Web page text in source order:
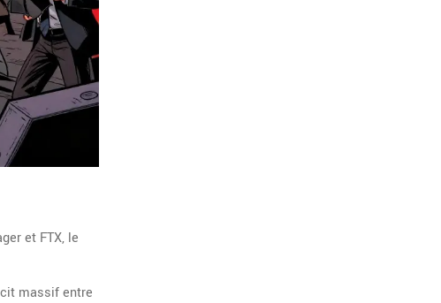
et FTX, le
massif entre